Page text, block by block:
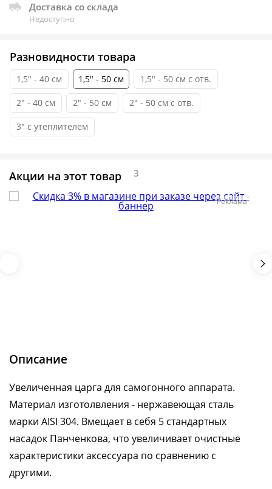
Доставка со склада
Недоступно
Разновидности товара
1,5" - 40 см 1,5" - 50 см 1,5" - 50 см с отв.
2" - 40 см 2" - 50 см 2" - 50 см с отв.
3" с утеплителем
Акции на этот товар 3
Реклама
Описание
Увеличенная царга для самогонного аппарата.
Материал изготолвления - нержавеющая сталь
марки AISI 304. Вмещает в себя 5 стандартных
насадок Панченкова, что увеличивает очистные
характеристики аксессуара по сравнению с
другими.